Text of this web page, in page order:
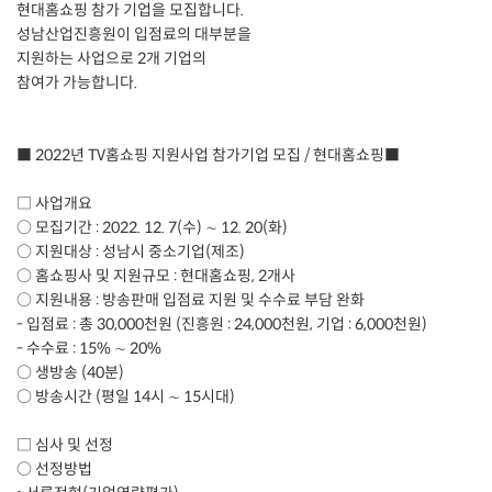
현대홈쇼핑 참가 기업을 모집합니다.
성남산업진흥원이 입점료의 대부분을
지원하는 사업으로 2개 기업의
참여가 가능합니다.
■ 2022년 TV홈쇼핑 지원사업 참가기업 모집 / 현대홈쇼핑■
□ 사업개요
○ 모집기간 : 2022. 12. 7(수) ∼ 12. 20(화)
○ 지원대상 : 성남시 중소기업(제조)
○ 홈쇼핑사 및 지원규모 : 현대홈쇼핑, 2개사
○ 지원내용 : 방송판매 입점료 지원 및 수수료 부담 완화
- 입점료 : 총 30,000천원 (진흥원 : 24,000천원, 기업 : 6,000천원)
- 수수료 : 15% ∼ 20%
○ 생방송 (40분)
○ 방송시간 (평일 14시 ∼ 15시대)
□ 심사 및 선정
○ 선정방법